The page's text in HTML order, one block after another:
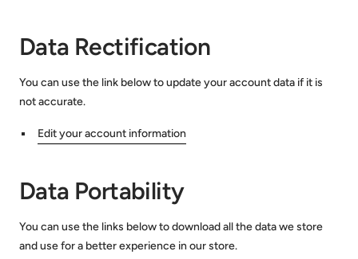
Data Rectification
You can use the link below to update your account data if it is
not accurate.
Edit your account information
Data Portability
You can use the links below to download all the data we store
and use for a better experience in our store.